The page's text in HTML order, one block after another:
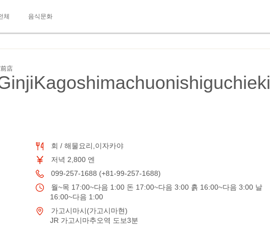
체 음식문화
店
회 / 해물요리,이자카야
저녁 2,800 엔
099-257-1688 (+81-99-257-1688)
월~목 17:00~다음 1:00 돈 17:00~다음 3:00 흙 16:00~다음 3:00 날
16:00~다음 1:00
가고시마시(가고시마현)
JR 가고시마추오역 도보3분